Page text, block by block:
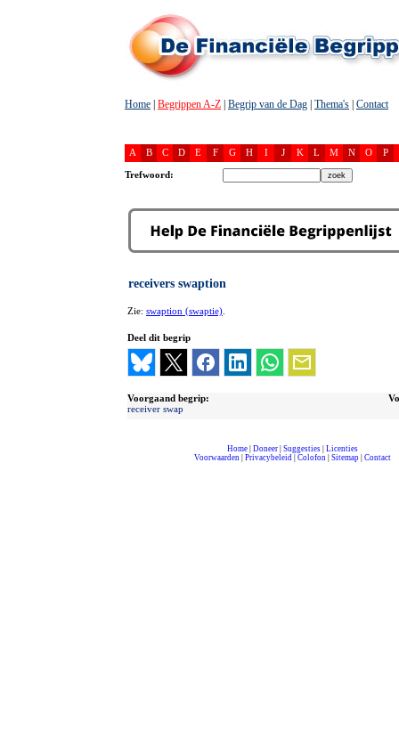
Home Begrippen A-Z Begrip van de Dag Thema's Contact
A B C D E F G H I J K L M N O P
Trefwoord:
receivers swaption
Zie: swaption (swaptie)
Deel dit begrip
Voorgaand begrip:
receiver swap
Home| Doneer| Suggesties| Licenties
Voorwaarden| Privacybeleid| Colofon| Sitemap| Contact